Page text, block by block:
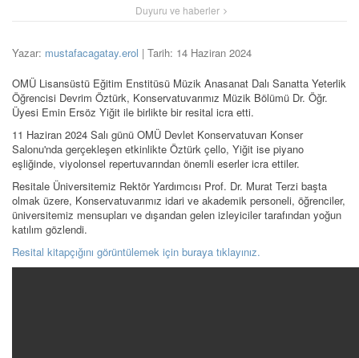
Duyuru ve haberler
Yazar: mustafacagatay.erol | Tarih: 14 Haziran 2024
OMÜ Lisansüstü Eğitim Enstitüsü Müzik Anasanat Dalı Sanatta Yeterlik
Öğrencisi Devrim Öztürk, Konservatuvarımız Müzik Bölümü Dr. Öğr.
Üyesi Emin Ersöz Yiğit ile birlikte bir resital icra etti.
11 Haziran 2024 Salı günü OMÜ Devlet Konservatuvarı Konser
Salonu'nda gerçekleşen etkinlikte Öztürk çello, Yiğit ise piyano
eşliğinde, viyolonsel repertuvarından önemli eserler icra ettiler.
Resitale Üniversitemiz Rektör Yardımcısı Prof. Dr. Murat Terzi başta
olmak üzere, Konservatuvarımız idari ve akademik personeli, öğrenciler,
üniversitemiz mensupları ve dışarıdan gelen izleyiciler tarafından yoğun
katılım gözlendi.
Resital kitapçığını görüntülemek için buraya tıklayınız.